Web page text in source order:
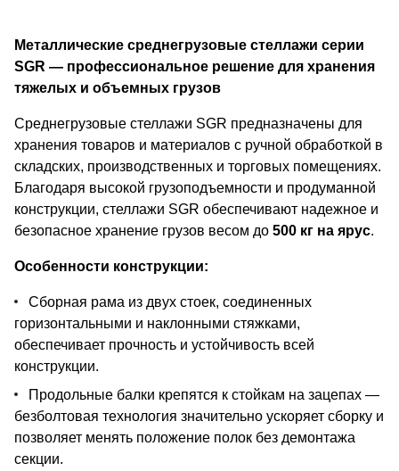
Металлические среднегрузовые стеллажи серии
SGR — профессиональное решение для хранения
тяжелых и объемных грузов
Среднегрузовые стеллажи SGR предназначены для
хранения товаров и материалов с ручной обработкой в
складских, производственных и торговых помещениях.
Благодаря высокой грузоподъемности и продуманной
конструкции, стеллажи SGR обеспечивают надежное и
безопасное хранение грузов весом до 500 кг на ярус.
Особенности конструкции:
Сборная рама из двух стоек, соединенных
горизонтальными и наклонными стяжками,
обеспечивает прочность и устойчивость всей
конструкции.
Продольные балки крепятся к стойкам на зацепах —
безболтовая технология значительно ускоряет сборку и
позволяет менять положение полок без демонтажа
секции.